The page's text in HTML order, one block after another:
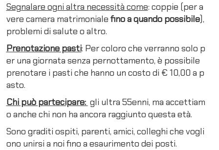
Segnalare ogni altra necessità come: coppie (per a
vere camera matrimoniale fino a quando possibile),
problemi di salute o altro.
Prenotazione pasti: Per coloro che verranno solo p
er una giornata senza pernottamento, è possibile
prenotare i pasti che hanno un costo di € 10,00 a p
asto.
Chi può partecipare: gli ultra 55enni, ma accettiam
o anche chi non ha ancora raggiunto questa età.
Sono graditi ospiti, parenti, amici, colleghi che vogli
ono unirsi a noi fino a esaurimento dei posti.